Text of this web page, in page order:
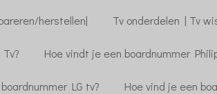
herstellen| Tv onderdelen | Tv
Hoe vindt je een boardnummer
LG tv? Hoe vind je een